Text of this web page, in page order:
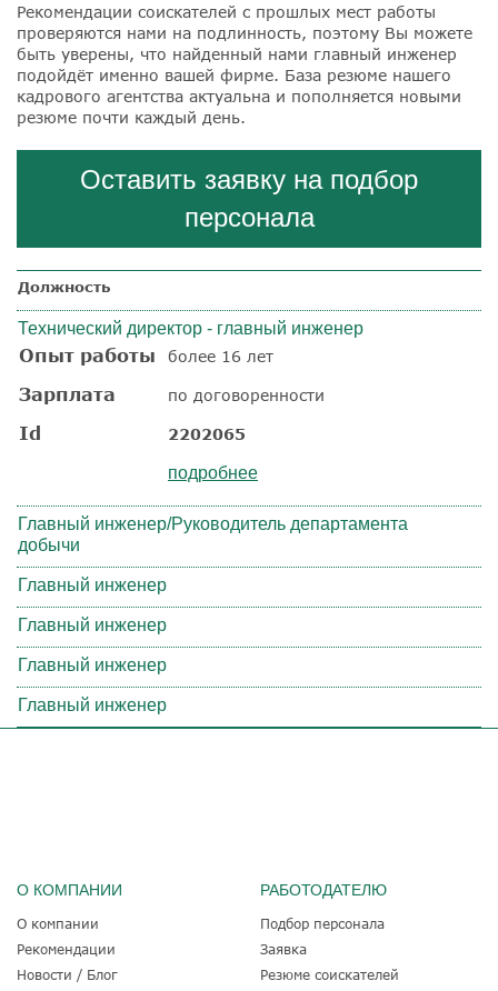
Рекомендации соискателей с прошлых мест работы
проверяются нами на подлинность, поэтому Вы можете
быть уверены, что найденный нами главный инженер
подойдёт именно вашей фирме. База резюме нашего
кадрового агентства актуальна и пополняется новыми
резюме почти каждый день.
Оставить заявку на подбор
персонала
Должность
Технический директор - главный инженер
Опыт работы более 16 лет
Зарплата по договоренности
Id 2202065
подробнее
Главный инженер/Руководитель департамента
добычи
Главный инженер
Главный инженер
Главный инженер
Главный инженер
О КОМПАНИИ
О компании
Рекомендации
Новости / Блог
РАБОТОДАТЕЛЮ
Подбор персонала
Заявка
Резюме соискателей